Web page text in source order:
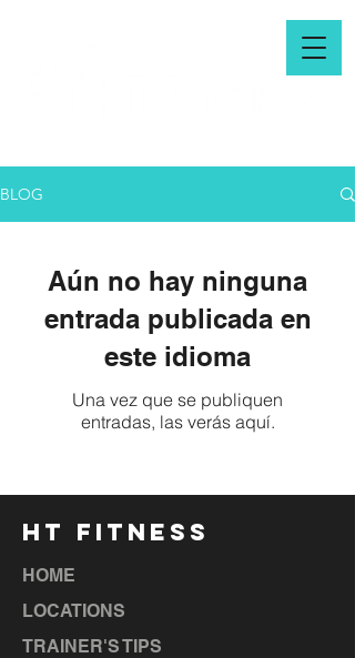
BLOG
Aún no hay ninguna
entrada publicada en
este idioma
Una vez que se publiquen
entradas, las verás aquí.
HT FITNESS
HOME
LOCATIONS
TRAINER'S TIPS